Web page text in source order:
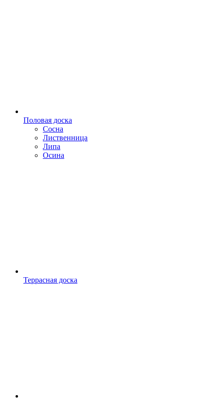
Половая доска
Сосна
Лиственница
Липа
Осина
Террасная доска